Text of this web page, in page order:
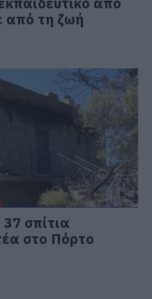
από τη ζωή
σπίτια
στο Πόρτο